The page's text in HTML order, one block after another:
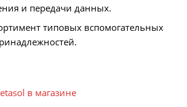
и передачи данных.
типовых вспомогательных
в магазине